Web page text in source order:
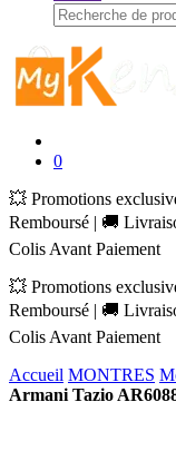
Recherche
pour :
0
💥 Promotions
Remboursé | 🚚
Colis Avant Paiement
💥 Promotions
Remboursé | 🚚
Colis Avant Paiement
Accueil MONTRES
Armani Tazio